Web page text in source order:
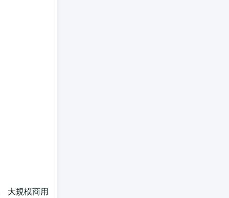
大規模商用